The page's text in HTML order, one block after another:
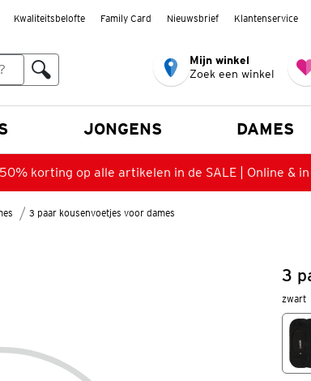
Kwaliteitsbelofte Family Card Nieuwsbrief Klantenservice
Mijn winkel
Zoek een winkel
JONGENS DAMES
50% korting op alle artikelen in de SALE | Online &
3 paar kousenvoetjes voor dames
3
zwart